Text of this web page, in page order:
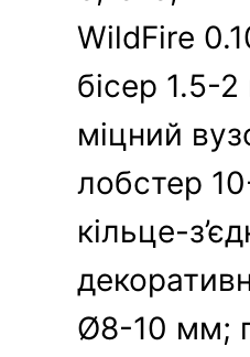
WildFire
бісер 1.5-
міцний
лобстер
кільце-
Ø8-10 мм;